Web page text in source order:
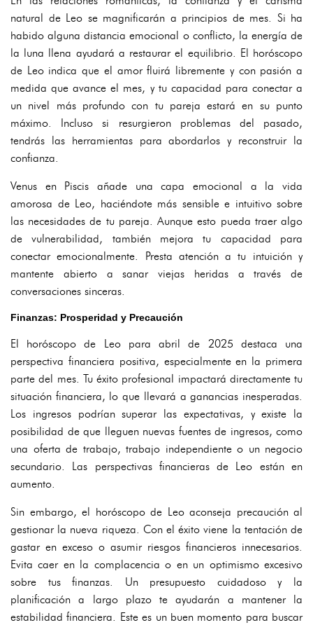
natural de Leo se magnificarán a principios de mes. Si ha
habido alguna distancia emocional o conflicto, la energía de
la luna llena ayudará a restaurar el equilibrio. El horóscopo
de Leo indica que el amor fluirá libremente y con pasión a
medida que avance el mes, y tu capacidad para conectar a
un nivel más profundo con tu pareja estará en su punto
máximo. Incluso si resurgieron problemas del pasado,
tendrás las herramientas para abordarlos y reconstruir la
confianza.
Venus en Piscis añade una capa emocional a la vida
amorosa de Leo, haciéndote más sensible e intuitivo sobre
las necesidades de tu pareja. Aunque esto pueda traer algo
de vulnerabilidad, también mejora tu capacidad para
conectar emocionalmente. Presta atención a tu intuición y
mantente abierto a sanar viejas heridas a través de
conversaciones sinceras.
Finanzas: Prosperidad y Precaución
El horóscopo de Leo para abril de 2025 destaca una
perspectiva financiera positiva, especialmente en la primera
parte del mes. Tu éxito profesional impactará directamente tu
situación financiera, lo que llevará a ganancias inesperadas.
Los ingresos podrían superar las expectativas, y existe la
posibilidad de que lleguen nuevas fuentes de ingresos, como
una oferta de trabajo, trabajo independiente o un negocio
secundario. Las perspectivas financieras de Leo están en
aumento.
Sin embargo, el horóscopo de Leo aconseja precaución al
gestionar la nueva riqueza. Con el éxito viene la tentación de
gastar en exceso o asumir riesgos financieros innecesarios.
Evita caer en la complacencia o en un optimismo excesivo
sobre tus finanzas. Un presupuesto cuidadoso y la
planificación a largo plazo te ayudarán a mantener la
estabilidad financiera. Este es un buen momento para buscar